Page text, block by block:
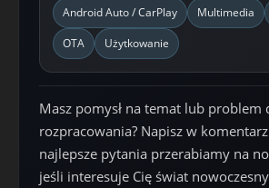
Android Auto / CarPlay Multimedia
OTA
Użytkowanie
Masz pomysł na temat lub problem
rozpracowania? Napisz w
najlepsze pytania przerabiamy na
jeśli interesuje Cię świat